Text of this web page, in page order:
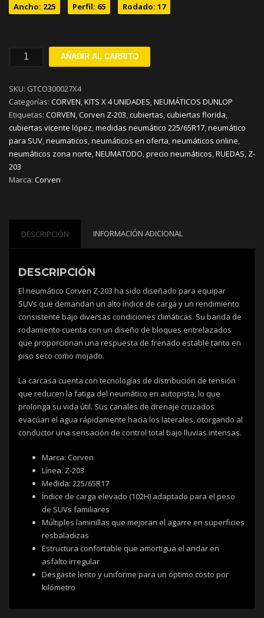
Ancho: 225
Perfil: 65 Rodado: 17
225/65R17
203
102H
KIT
X
4
cantidad
AÑADIR AL CARRITO
SKU: GTCO300027X4
Categorías: CORVEN,KITS X 4 UNIDADES,NEUMÁTICOS DUNLOP
Etiquetas: CORVEN,Corven Z-203,cubiertas,cubiertas florida,
cubiertas vicente lópez,medidas neumático 225/65R17,neumático
para SUV,neumaticos,neumáticos en oferta,neumáticos online,
neumáticos zona norte,NEUMATODO,precio neumáticos,RUEDAS, Z-
203
Marca: Corven
DESCRIPCIÓN INFORMACIÓN ADICIONAL
DESCRIPCIÓN
El neumático Corven Z-203 ha sido diseñado para equipar
SUVs que demandan un alto índice de carga y un rendimiento
consistente bajo diversas condiciones climáticas. Su banda de
rodamiento cuenta con un diseño de bloques entrelazados
que proporcionan una respuesta de frenado estable tanto en
piso seco como mojado.
La carcasa cuenta con tecnologías de distribución de tensión
que reducen la fatiga del neumático en autopista, lo que
prolonga su vida útil. Sus canales de drenaje cruzados
evacúan el agua rápidamente hacia los laterales, otorgando al
conductor una sensación de control total bajo lluvias intensas.
Marca: Corven
Línea: Z-203
Medida: 225/65R17
Índice de carga elevado (102H) adaptado para el peso
de SUVs familiares
Múltiples laminillas que mejoran el agarre en superficies
resbaladizas
Estructura confortable que amortigua el andar en
asfalto irregular
Desgaste lento y uniforme para un óptimo costo por
kilómetro